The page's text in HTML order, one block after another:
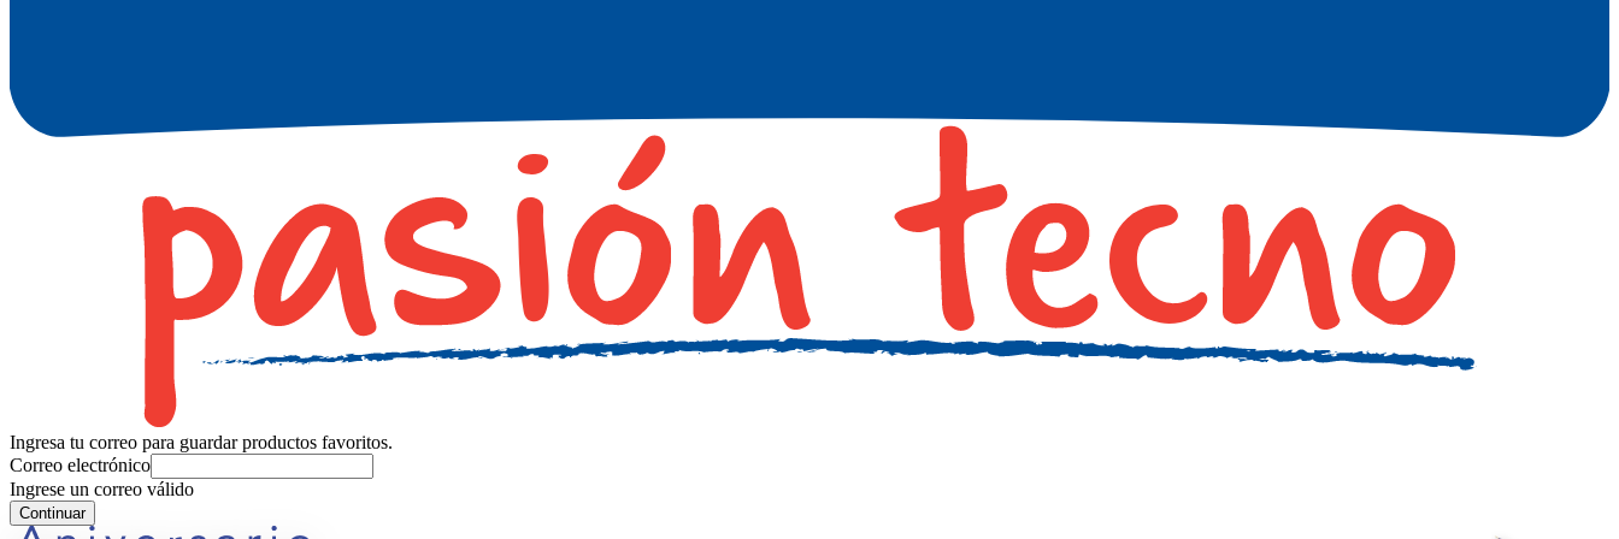
Ingresa tu correo para guardar productos favoritos.
Correo electrónico
Ingrese un correo válido
Continuar